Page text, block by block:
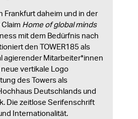
Frankfurt daheim und in der
Home of global minds
mit dem Bedürfnis nach
den TOWER185 als
agierender Mitarbeiter*innen
vertikale Logo
des Towers als
Deutschlands und
Die zeitlose Serifenschrift
Internationalität.